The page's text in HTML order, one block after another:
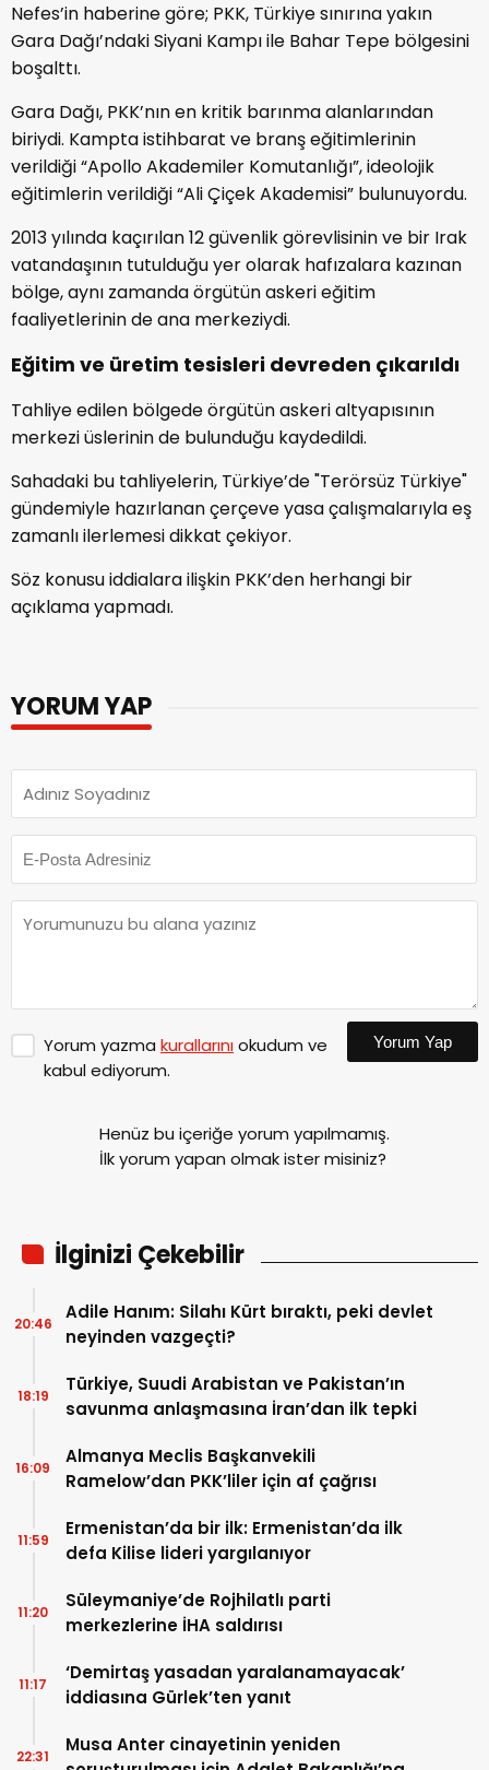
Nefes’in haberine göre; PKK, Türkiye sınırına yakın
Gara Dağı’ndaki Siyani Kampı ile Bahar Tepe bölgesini
boşalttı.
Gara Dağı, PKK’nın en kritik barınma alanlarından
biriydi. Kampta istihbarat ve branş eğitimlerinin
verildiği “Apollo Akademiler Komutanlığı”, ideolojik
eğitimlerin verildiği “Ali Çiçek Akademisi” bulunuyordu.
2013 yılında kaçırılan 12 güvenlik görevlisinin ve bir Irak
vatandaşının tutulduğu yer olarak hafızalara kazınan
bölge, aynı zamanda örgütün askeri eğitim
faaliyetlerinin de ana merkeziydi.
Eğitim ve üretim tesisleri devreden çıkarıldı
Tahliye edilen bölgede örgütün askeri altyapısının
merkezi üslerinin de bulunduğu kaydedildi.
Sahadaki bu tahliyelerin, Türkiye’de "Terörsüz Türkiye"
gündemiyle hazırlanan çerçeve yasa çalışmalarıyla eş
zamanlı ilerlemesi dikkat çekiyor.
Söz konusu iddialara ilişkin PKK’den herhangi bir
açıklama yapmadı.
YORUM YAP
Yorum yazma kurallarınıokudum ve
kabul ediyorum.
Yorum Yap
Henüz bu içeriğe yorum yapılmamış.
İlk yorum yapan olmak ister misiniz?
İlginizi Çekebilir
Adile Hanım: Silahı Kürt bıraktı, peki devlet
neyinden vazgeçti?
20:46
Türkiye, Suudi Arabistan ve Pakistan’ın
savunma anlaşmasına İran’dan ilk tepki
18:19
Almanya Meclis Başkanvekili
Ramelow’dan PKK’liler için af çağrısı
16:09
Ermenistan’da bir ilk: Ermenistan’da ilk
defa Kilise lideri yargılanıyor
11:59
Süleymaniye’de Rojhilatlı parti
merkezlerine İHA saldırısı
11:20
‘Demirtaş yasadan yaralanamayacak’
iddiasına Gürlek’ten yanıt
11:17
Musa Anter cinayetinin yeniden
22:31